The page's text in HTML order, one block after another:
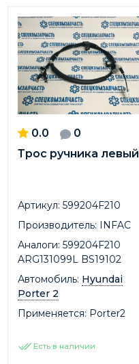
0.0
0
Трос ручника левый
Артикул: 599204F210
Производитель:
INFAC
Аналоги: 599204F210
ARG131099L BS19102
Автомобиль: Hyundai
Porter 2
Применяется: Porter2
Есть в наличии